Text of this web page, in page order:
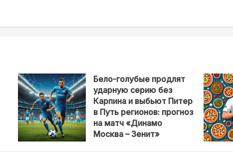
Бело-голубые продлят
ударную серию без
Карпина и выбьют Питер
в Путь регионов: прогноз
на матч «Динамо
Москва – Зенит»